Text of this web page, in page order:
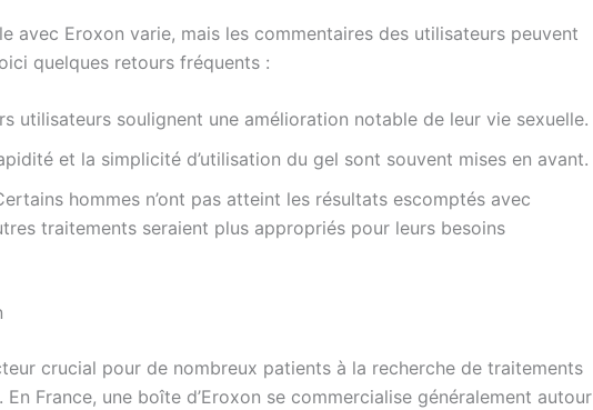
avec Eroxon varie, mais les commentaires des utilisateurs peuvent
quelques retours fréquents :
utilisateurs soulignent une amélioration notable de leur vie sexuelle.
et la simplicité d’utilisation du gel sont souvent mises en avant.
hommes n’ont pas atteint les résultats escomptés avec
traitements seraient plus appropriés pour leurs besoins
crucial pour de nombreux patients à la recherche de traitements
France, une boîte d’Eroxon se commercialise généralement autour